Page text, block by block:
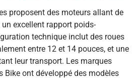
proposent des moteurs allant de
excellent rapport poids-
technique inclut des roues
entre 12 et 14 pouces, et une
leur transport. Les marques
Bike ont développé des modèles